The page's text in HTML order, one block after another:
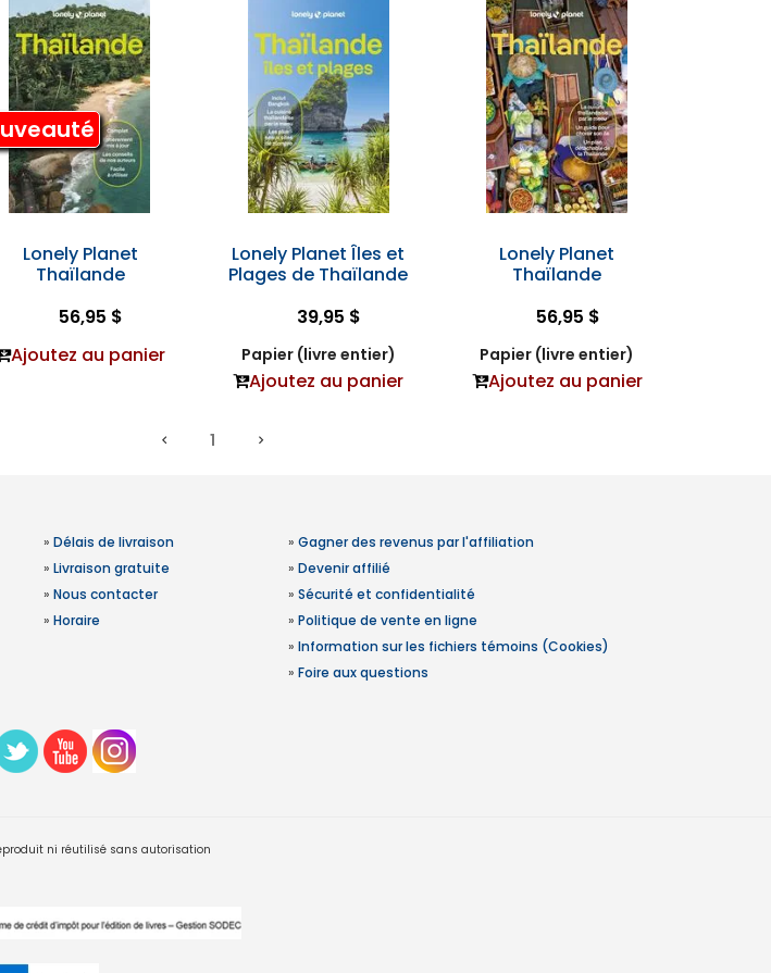
Lonely Planet
Thaïlande
56,95 $
Ajoutez au panier
Lonely Planet Îles et
Plages de Thaïlande
39,95 $
Papier (livre entier)
Ajoutez au panier
Lonely Planet
Thaïlande
56,95 $
Papier (livre entier)
Ajoutez au panier
1
» Délais de livraison
» Livraison gratuite
» Nous contacter
» Horaire
» Gagner des revenus par l'affiliation
» Devenir affilié
» Sécurité et confidentialité
» Politique de vente en ligne
» Information sur les fichiers témoins (Cookies)
» Foire aux questions
ni réutilisé sans autorisation